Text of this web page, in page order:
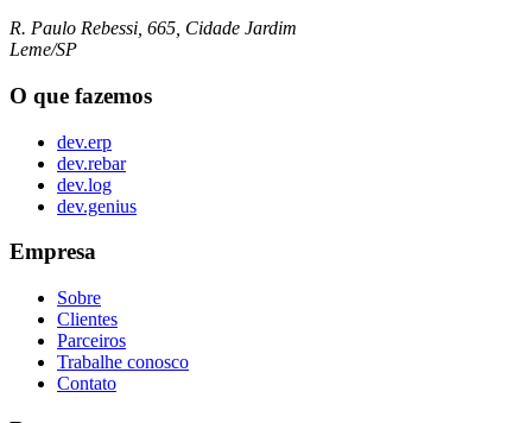
R. Paulo Rebessi, 665, Cidade Jardim
Leme/SP
O que fazemos
dev.erp
dev.rebar
dev.log
dev.genius
Empresa
Sobre
Clientes
Parceiros
Trabalhe conosco
Contato